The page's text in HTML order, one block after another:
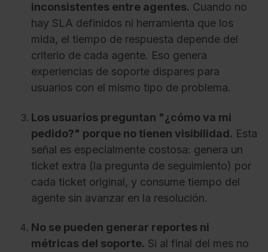
inconsistentes entre agentes. Cuando no
hay SLA definidos ni herramienta que los
mida, el tiempo de respuesta depende del
criterio de cada agente. Eso genera
experiencias de soporte dispares para
usuarios con el mismo tipo de problema.
Los usuarios preguntan "¿cómo va mi
pedido?" porque no tienen visibilidad. Esta
señal es especialmente costosa: genera un
ticket extra (la pregunta de seguimiento) por
cada ticket original, y consume tiempo del
agente sin avanzar en la resolución.
No se pueden generar reportes ni
métricas del soporte. Si al final del mes no